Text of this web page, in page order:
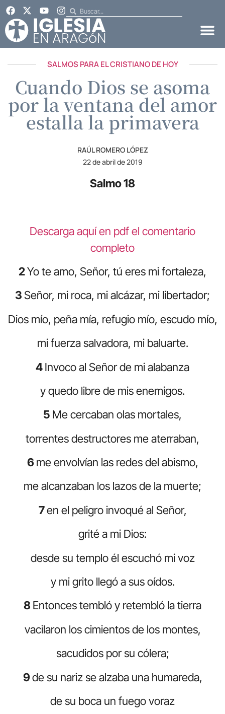
SALMOS PARA EL CRISTIANO DE HOY
Cuando Dios se asoma
por la ventana del amor
estalla la primavera
RAÚL ROMERO LÓPEZ
22 de abril de 2019
Salmo 18
Descarga aquí en pdf el comentario
completo
2Yo te amo, Señor, tú eres mi fortaleza,
3Señor, mi roca, mi alcázar, mi libertador;
Dios mío, peña mía, refugio mío, escudo mío,
mi fuerza salvadora, mi baluarte.
4Invoco al Señor de mi alabanza
y quedo libre de mis enemigos.
5 Me cercaban olas mortales,
torrentes destructores me aterraban,
6 me envolvían las redes del abismo,
me alcanzaban los lazos de la muerte;
7en el peligro invoqué al Señor,
grité a mi Dios:
desde su templo él escuchó mi voz
y mi grito llegó a sus oídos.
8Entonces tembló y retembló la tierra
vacilaron los cimientos de los montes,
sacudidos por su cólera;
9de su nariz se alzaba una humareda,
de su boca un fuego voraz